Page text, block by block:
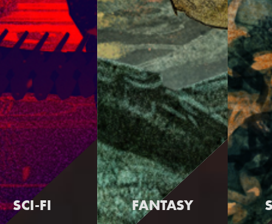
SCI-FI FANTASY